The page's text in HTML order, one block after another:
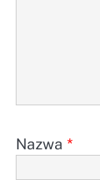
Nazwa *